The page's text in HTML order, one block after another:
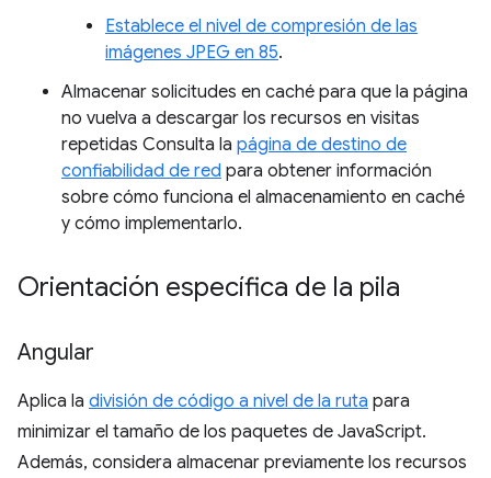
Establece el nivel de compresión de las
imágenes JPEG en 85.
Almacenar solicitudes en caché para que la página
no vuelva a descargar los recursos en visitas
repetidas Consulta la página de destino de
confiabilidad de red para obtener información
sobre cómo funciona el almacenamiento en caché
y cómo implementarlo.
Orientación específica de la pila
Angular
Aplica la división de código a nivel de la ruta para
minimizar el tamaño de los paquetes de JavaScript.
Además, considera almacenar previamente los recursos